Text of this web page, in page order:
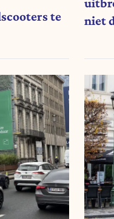
te
niet